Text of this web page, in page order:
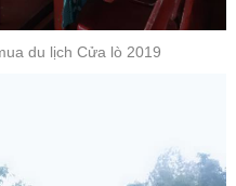
du lịch Cửa lò 2019